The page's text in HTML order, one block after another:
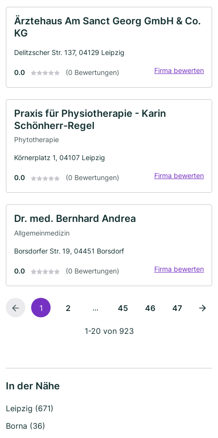
Ärztehaus Am Sanct Georg GmbH & Co.
KG
Delitzscher Str. 137, 04129 Leipzig
0.0 (0 Bewertungen) Firma bewerten
Praxis für Physiotherapie - Karin
Schönherr-Regel
Phytotherapie
Körnerplatz 1, 04107 Leipzig
0.0 (0 Bewertungen) Firma bewerten
Dr. med. Bernhard Andrea
Allgemeinmedizin
Borsdorfer Str. 19, 04451 Borsdorf
0.0 (0 Bewertungen) Firma bewerten
1 2 ... 45 46 47
1-20 von 923
In der Nähe
Leipzig (671)
Borna (36)